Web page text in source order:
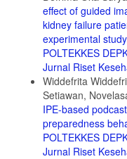
14. Ayu Oktavia, Atin
Terhadap Peningkatan
Remaja Putri. J Kesehat
doi:10.34011/jks.v2i1.627
15. Silaban EML, Hayati
HIV/AIDS Berbasis
Remaja. J Ris Kesehat
680. doi:https://doi.org/
16. Riskia A, Husnah R,
Terhadap Pengetahuan
Promot Prev.
effect of guided
kidney failure
experimental study
POLTEKKES
Jurnal Riset
Widdefrita
Setiawan,
IPE-based
preparedness
POLTEKKES
Jurnal Riset